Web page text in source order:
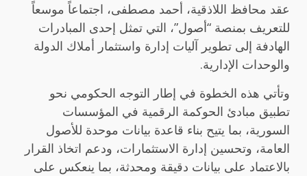
عقد محافظ اللاذقية، أحمد مصطفى، اجتماعاً موسعاً
للتعريف بمنصة “أصول”، التي تمثل إحدى المبادرات
الهادفة إلى تطوير آليات إدارة واستثمار أملاك الدولة
والوحدات الإدارية.
وتأتي هذه الخطوة في إطار التوجه الحكومي نحو
تطبيق مبادئ الحوكمة الرقمية في المؤسسات
السورية، بما يتيح بناء قاعدة بيانات موحدة للأصول
العامة، وتحسين إدارة الاستثمارات، ودعم اتخاذ القرار
بالاعتماد على بيانات دقيقة ومحدثة، بما ينعكس على